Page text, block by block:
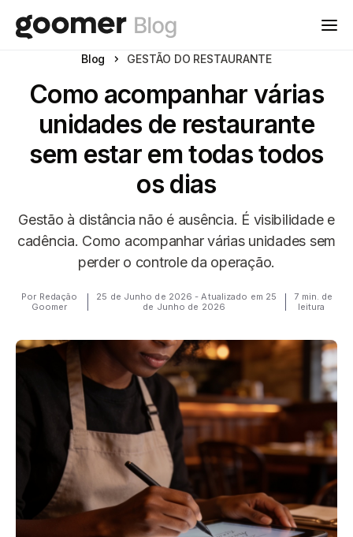
Blog GESTÃO DO RESTAURANTE
Como acompanhar várias
unidades de restaurante
sem estar em todas todos
os dias
Gestão à distância não é ausência. É visibilidade e
cadência. Como acompanhar várias unidades sem
perder o controle da operação.
Por Redação
Goomer
25 de Junho de 2026 - Atualizado em 25
de Junho de 2026
7 min. de
leitura